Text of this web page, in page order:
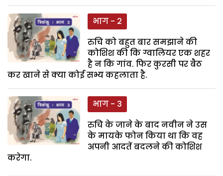
भाग - 2
रुचि को बहुत बार समझाने की
कोशिश की कि ग्वालियर एक शहर
है न कि गांव. फिर कुरसी पर बैठ
कर खाने से क्या कोई सभ्य कहलाता है.
भाग - 3
रुचि के जाने के बाद नवीन ने उस
के मायके फोन किया था कि वह
अपनी आदतें बदलने की कोशिश
करेगा.